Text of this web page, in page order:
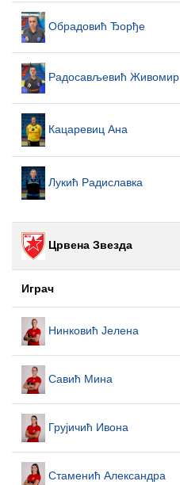
Обрадовић Ђорђе
Радосављевић Живомир
Кацаревиц Ана
Лукић Радиславка
Црвена Звезда
Играч
Нинковић Јелена
Савић Мина
Грујичић Ивона
Стаменић Александра